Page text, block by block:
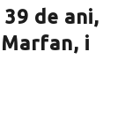
de ani,
i